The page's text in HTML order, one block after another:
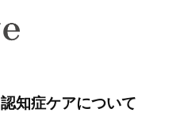
認知症ケアについて